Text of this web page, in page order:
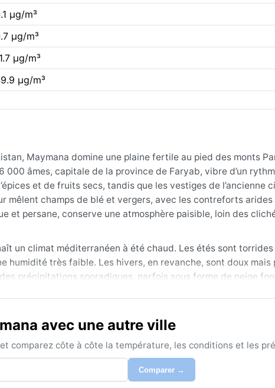
µg/m³
µg/m³
µg/m³
µg/m³
Maymana domine une plaine fertile au pied des monts
âmes, capitale de la province de Faryab, vibre d’un
et de fruits secs, tandis que les vestiges de l’ancienne
mêlent champs de blé et vergers, avec les contreforts
et persane, conserve une atmosphère paisible, loin des
un climat méditerranéen à été chaud. Les étés sont
humidité très faible. Les hivers, en revanche, sont doux mais
précipitations sporadiques, parfois sous forme de neige
avec environ 300 mm par an.
s’étend d’avril à mai, puis de septembre à octobre,
accablant, mais les soirées restent supportables. Maymana
ou la mousson ; en revanche, des tempêtes de poussière
vallée en hiver. La neige y est rare en ville, mais possible sur
avec une autre ville
comparez côte à côte la température, les conditions et les
Comparer →